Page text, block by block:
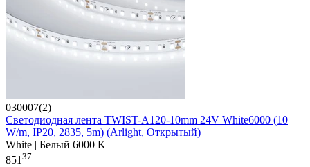
030007(2)
Светодиодная лента TWIST-A120-10mm 24V White6000 (10
W/m, IP20, 2835, 5m) (Arlight, Открытый)
White | Белый 6000 K
851 37